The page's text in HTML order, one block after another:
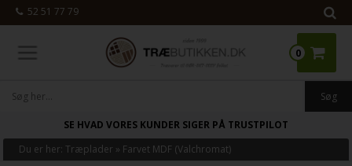
52 51 77 79
0
SE HVAD VORES KUNDER SIGER PÅ TRUSTPILOT
Du er her:Træplader » Farvet MDF (Valchromat)